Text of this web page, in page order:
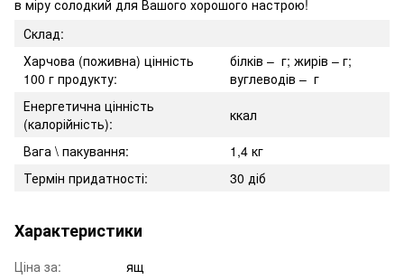
в міру солодкий для Вашого хорошого настрою!
Склад:
Харчова (поживна) цінність
100 г продукту:
білків – г; жирів – г;
вуглеводів – г
Енергетична цінність
(калорійність):
ккал
Вага \ пакування:
1,4 кг
Термін придатності:
30 діб
Характеристики
Ціна за:
ящ